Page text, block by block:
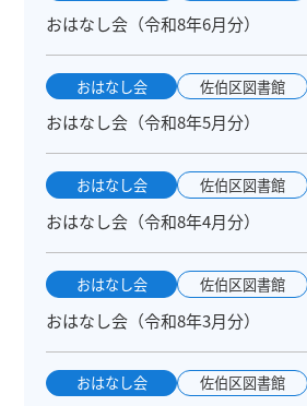
おはなし会（令和8年6月分）
おはなし会 佐伯区図書館
おはなし会（令和8年5月分）
おはなし会 佐伯区図書館
おはなし会（令和8年4月分）
おはなし会 佐伯区図書館
おはなし会（令和8年3月分）
おはなし会 佐伯区図書館